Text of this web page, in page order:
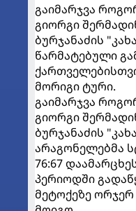
გაიმარჯვა
გიორგი
ბურჯანაძის
წარმატებული
მორიგი ტური.
გაიმარჯვა
გიორგი
ბურჯანაძის
არაგონელებმა
76:67
პერიოდში
მეტოქეზე ორჯერ